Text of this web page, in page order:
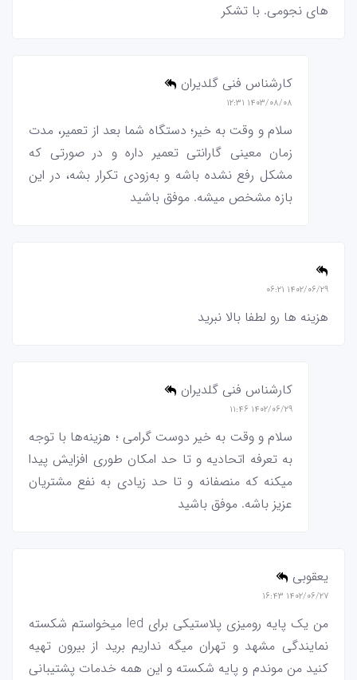
های نجومی. با تشکر
کارشناس فنی گلدیران
۱۴۰۳/۰۸/۰۸ ۱۲:۳۱
سلام و وقت به خیر؛ دستگاه شما بعد از تعمیر، مدت
زمان معینی گارانتی تعمیر داره و در صورتی که
مشکل رفع نشده باشه و به‌زودی تکرار بشه، در این
بازه مشخص میشه. موفق باشید
۱۴۰۲/۰۶/۲۹ ۰۶:۲۱
هزینه ها رو لطفا بالا نبرید
کارشناس فنی گلدیران
۱۴۰۲/۰۶/۲۹ ۱۱:۴۶
سلام و وقت به خیر دوست گرامی ؛ هزینه‌ها با توجه
به تعرفه اتحادیه و تا حد امکان طوری افزایش پیدا
میکنه که منصفانه و تا حد زیادی به نفع مشتریان
عزیز باشه. موفق باشید
يعقوبي
۱۴۰۲/۰۶/۲۷ ۱۶:۴۳
من یک پایه رومیزی پلاستیکی برای led میخواستم شکسته
نمایندگی مشهد و تهران میگه نداریم برید از بیرون تهیه
کنید من موندم و پایه شکسته و این همه خدمات پشتیبانی